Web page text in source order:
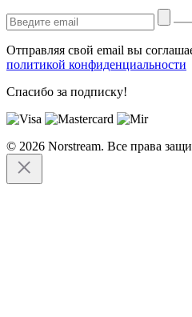
Отправляя свой email вы
политикой конфиденциальности
Спасибо за подписку!
© 2026 Norstream. Все права